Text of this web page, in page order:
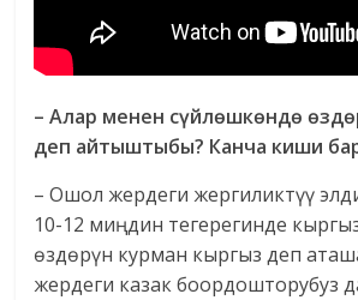
– Алар менен сүйлөшкөндө
деп айтыштыбы? Канча киши
– Ошол жердеги жергиликтүү
10-12 миңдин тегерегинде
өздөрүн курман кыргыз деп
жердеги казак боордошторубуз